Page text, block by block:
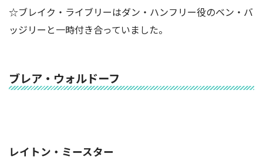
☆ブレイク・ライブリーはダン・ハンフリー役のベン・バ
ッジリーと一時付き合っていました。
ブレア・ウォルドーフ
レイトン・ミースター